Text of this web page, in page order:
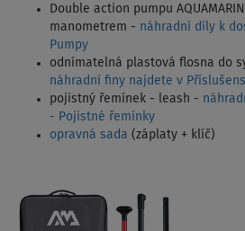
Double action pumpu
manometrem - náhradní díly k
Pumpy
odnímatelná plastová flosna do
náhradní finy najdete v
pojistný řemínek - leash -
- Pojistné řemínky
opravná sada (záplaty + klíč)